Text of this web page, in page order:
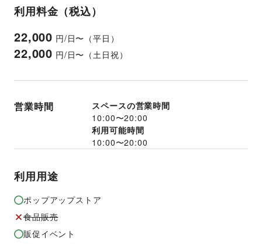
利用料金（税込）
22,000 円/日〜（平日）
22,000 円/日〜（土日祝）
営業時間
スペースの営業時間
10:00〜20:00
利用可能時間
10:00〜20:00
利用用途
ポップアップストア
食品販売
販促イベント